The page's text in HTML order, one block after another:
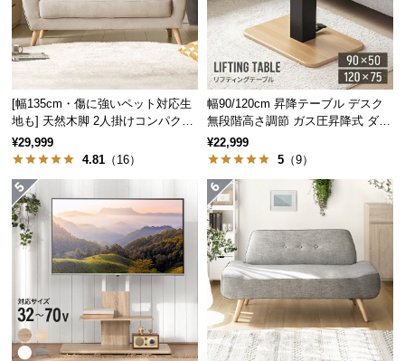
て
搬
経
路
に
つ
い
て
返
品・
ャ
ン
セ
[幅135cm・傷に強いペット対応生
地も] 天然木脚 2人掛けコンパクト
ソファ 北欧風
¥29,999
4.81 （16）
幅90/120cm 昇降テーブル デスク
無段階高さ調節 ガス圧昇降式 ダイ
ニング 高さ55~70cm
¥22,999
5 （9）